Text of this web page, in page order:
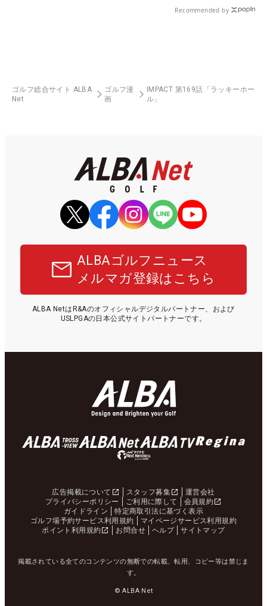
Recommended by
ゴルフ総合サイト ALBA
Net
ゴルフ漫
画
IMPACT 第169話「ラッキーホー
ル」
ALBAゴルフニュース
メルマガ登録はこちら
ALBA NetはR&Aのオフィシャルデジタルパートナー、および
USLPGAの日本公式サイトパートナーです。
広告掲載について スタッフ募集
運営会社
プライバシーポリシー
ご利用に際して
会員規約
ガイドライン
特定商取引法に基づく表示
ゴルフ場予約サービス利用規約
マイページサービス利用規約
ポイント利用規約
お問合せ ヘルプ サイトマップ
掲載されている全てのコンテンツの無断での転載、転用、コピー等は禁じま
す。
© ALBA Net